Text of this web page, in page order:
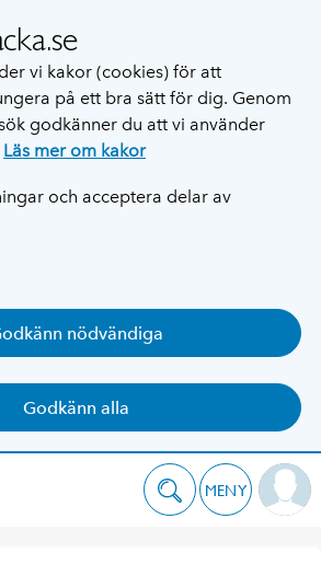
vi kakor (cookies) för att
på ett bra sätt för dig. Genom
godkänner du att vi använder
Läs mer om kakor
och acceptera delar av
nödvändiga
Godkänn alla
MENY